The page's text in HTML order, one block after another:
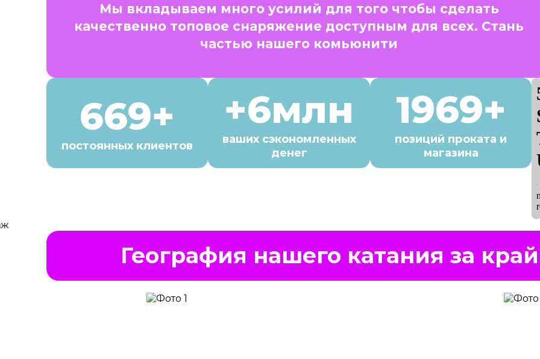
Мы вкладываем много усилий для того чтобы сделать
качественно топовое снаряжение доступным для всех. Стань
частью нашего комьюнити
669+
постоянных клиентов
+6млн
ваших сэкономленных
денег
1969+
позиций проката и
магазина
География нашего катания за